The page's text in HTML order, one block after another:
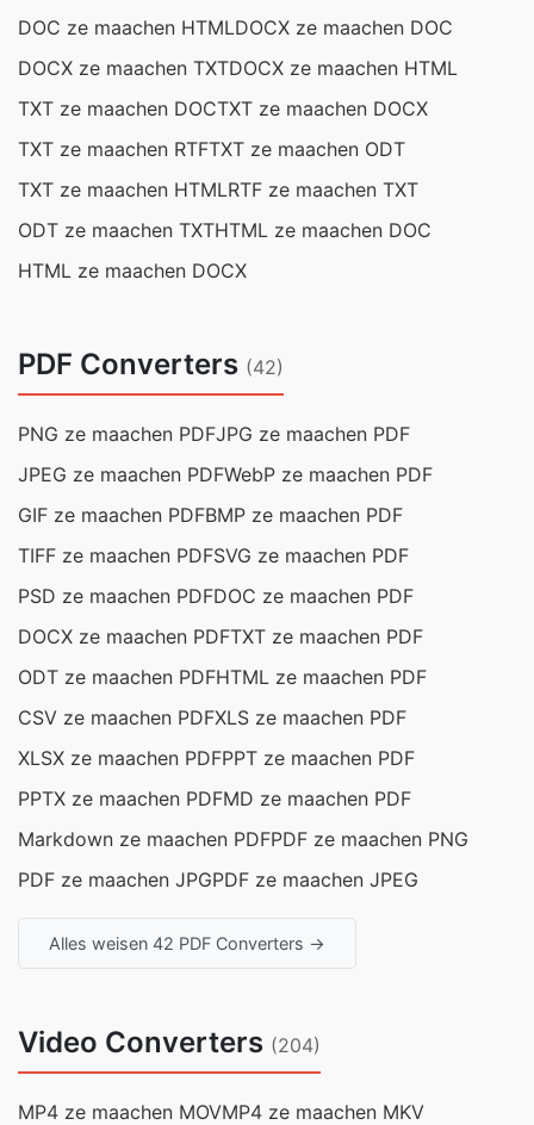
DOC ze maachen HTMLDOCX ze maachen DOC
DOCX ze maachen TXTDOCX ze maachen HTML
TXT ze maachen DOCTXT ze maachen DOCX
TXT ze maachen RTFTXT ze maachen ODT
TXT ze maachen HTMLRTF ze maachen TXT
ODT ze maachen TXTHTML ze maachen DOC
HTML ze maachen DOCX
PDF Converters (42)
PNG ze maachen PDFJPG ze maachen PDF
JPEG ze maachen PDFWebP ze maachen PDF
GIF ze maachen PDFBMP ze maachen PDF
TIFF ze maachen PDFSVG ze maachen PDF
PSD ze maachen PDFDOC ze maachen PDF
DOCX ze maachen PDFTXT ze maachen PDF
ODT ze maachen PDFHTML ze maachen PDF
CSV ze maachen PDFXLS ze maachen PDF
XLSX ze maachen PDFPPT ze maachen PDF
PPTX ze maachen PDFMD ze maachen PDF
Markdown ze maachen PDFPDF ze maachen PNG
PDF ze maachen JPGPDF ze maachen JPEG
Alles weisen 42 PDF Converters →
Video Converters (204)
MP4 ze maachen MOVMP4 ze maachen MKV